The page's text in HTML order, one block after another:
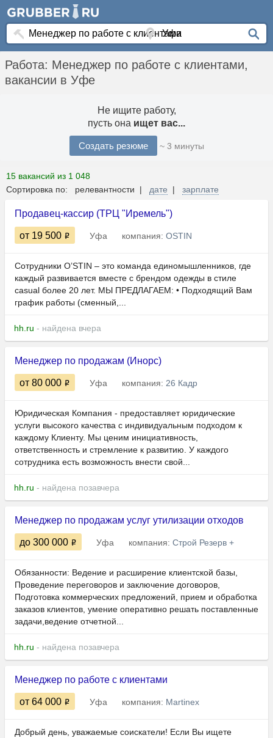
Работа: Менеджер по работе с клиентами,
вакансии в Уфе
Не ищите работу,
пусть она ищет вас...
Создать резюме ~ 3 минуты
15 вакансий из 1 048
Сортировка по: релевантности | дате | зарплате
Продавец-кассир (ТРЦ "Иремель")
от 19 500 Уфа компания: OSTIN
Сотрудники O’STIN – это команда единомышленников, где
каждый развивается вместе с брендом одежды в стиле
casual более 20 лет. МЫ ПРЕДЛАГАЕМ: • Подходящий Вам
график работы (сменный,...
hh.ru - найдена вчера
Менеджер по продажам (Инорс)
от 80 000 Уфа компания: 26 Кадр
Юридическая Компания - предоставляет юридические
услуги высокого качества с индивидуальным подходом к
каждому Клиенту. Мы ценим инициативность,
ответственность и стремление к развитию. У каждого
сотрудника есть возможность внести свой...
hh.ru - найдена позавчера
Менеджер по продажам услуг утилизации отходов
до 300 000 Уфа компания: Строй Резерв +
Обязанности: Ведение и расширение клиентской базы,
Проведение переговоров и заключение договоров,
Подготовка коммерческих предложений, прием и обработка
заказов клиентов, умение оперативно решать поставленные
задачи,ведение отчетной...
hh.ru - найдена позавчера
Менеджер по работе с клиентами
от 64 000 Уфа компания: Martinex
Добрый день, уважаемые соискатели! Если Вы ищете